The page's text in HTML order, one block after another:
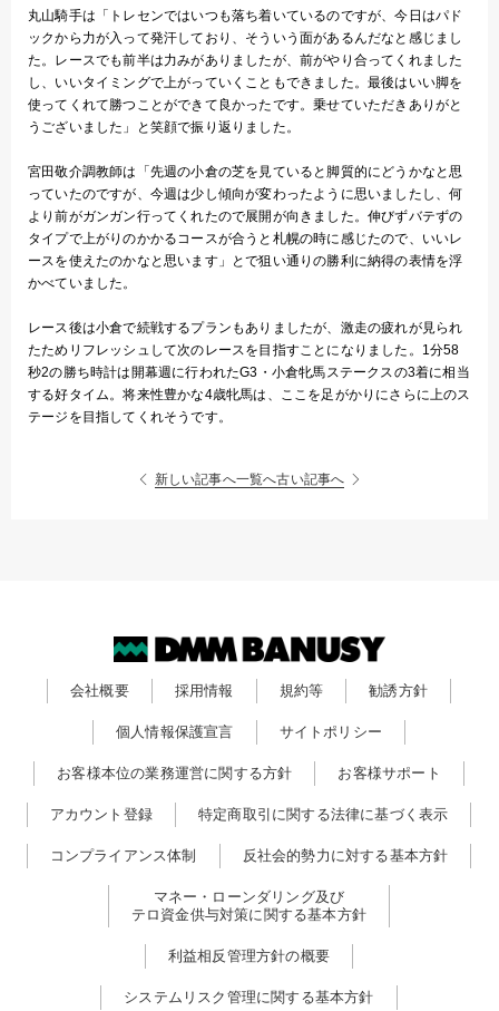
丸山騎手は「トレセンではいつも落ち着いているのですが、今日はパド
ックから力が入って発汗しており、そういう面があるんだなと感じまし
た。レースでも前半は力みがありましたが、前がやり合ってくれました
し、いいタイミングで上がっていくこともできました。最後はいい脚を
使ってくれて勝つことができて良かったです。乗せていただきありがと
うございました」と笑顔で振り返りました。
宮田敬介調教師は「先週の小倉の芝を見ていると脚質的にどうかなと思
っていたのですが、今週は少し傾向が変わったように思いましたし、何
より前がガンガン行ってくれたので展開が向きました。伸びずバテずの
タイプで上がりのかかるコースが合うと札幌の時に感じたので、いいレ
ースを使えたのかなと思います」とで狙い通りの勝利に納得の表情を浮
かべていました。
レース後は小倉で続戦するプランもありましたが、激走の疲れが見られ
たためリフレッシュして次のレースを目指すことになりました。1分58
秒2の勝ち時計は開幕週に行われたG3・小倉牝馬ステークスの3着に相当
する好タイム。将来性豊かな4歳牝馬は、ここを足がかりにさらに上のス
テージを目指してくれそうです。
新しい記事へ一覧へ古い記事へ
会社概要 採用情報 規約等 勧誘方針
個人情報保護宣言 サイトポリシー
お客様本位の業務運営に関する方針 お客様サポート
アカウント登録 特定商取引に関する法律に基づく表示
コンプライアンス体制 反社会的勢力に対する基本方針
マネー・ローンダリング及び
テロ資金供与対策に関する基本方針
利益相反管理方針の概要
システムリスク管理に関する基本方針